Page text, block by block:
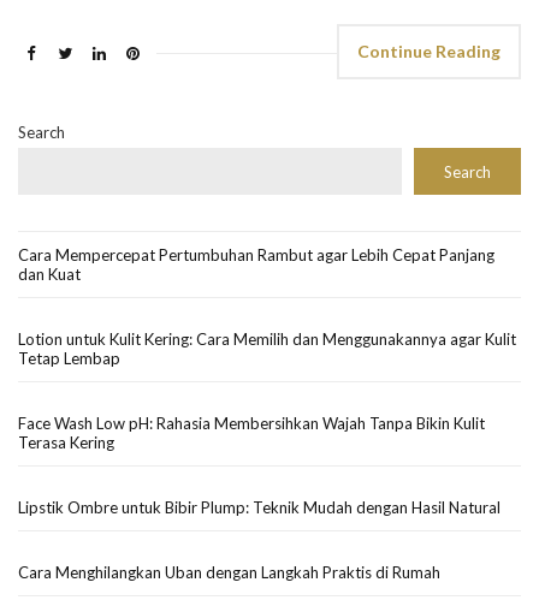
Continue Reading
Search
Search
Cara Mempercepat Pertumbuhan Rambut agar Lebih Cepat Panjang
dan Kuat
Lotion untuk Kulit Kering: Cara Memilih dan Menggunakannya agar Kulit
Tetap Lembap
Face Wash Low pH: Rahasia Membersihkan Wajah Tanpa Bikin Kulit
Terasa Kering
Lipstik Ombre untuk Bibir Plump: Teknik Mudah dengan Hasil Natural
Cara Menghilangkan Uban dengan Langkah Praktis di Rumah